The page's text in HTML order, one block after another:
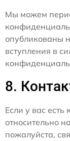
Мы можем
опубликованы
вступления в
8.
Если у вас
относительно
пожалуйста,